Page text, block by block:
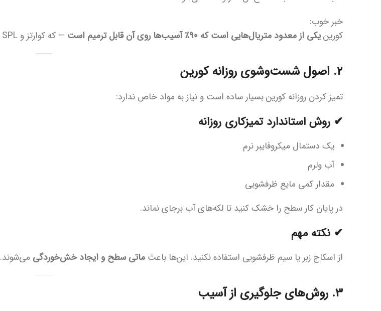
خبر خوب:
کورینیکی از معدود متریال‌هایی است که ۹۰٪ آسیب‌ها روی آن قابل ترمیم است — که کوارتز و SPL چنین قابلیتی ندارند.
2. اصول شست‌وشوی روزانه کورین
تمیز کردن روزانه کورین بسیار ساده است و نیاز به مواد خاص ندارد:
✔ روش استاندارد تمیزکاری روزانه
یک دستمال میکروفایبر نرم
آب ولرم
مقدار کمی مایع ظرفشویی
در پایان کار سطح را خشک کنید تا لکه‌های آب برجای نماند.
✔ نکته مهم
از اسکاج زبر یا سیم ظرفشویی استفاده نکنید. این‌ها باعث ماتی سطح و ایجاد خش‌خوردگی می‌شوند.
3. روش‌های جلوگیری از آسیب